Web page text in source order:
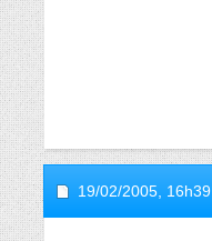
19/02/2005, 16h39